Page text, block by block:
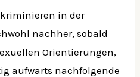
in der
nachher, sobald
Orientierungen,
aufwarts nachfolgende